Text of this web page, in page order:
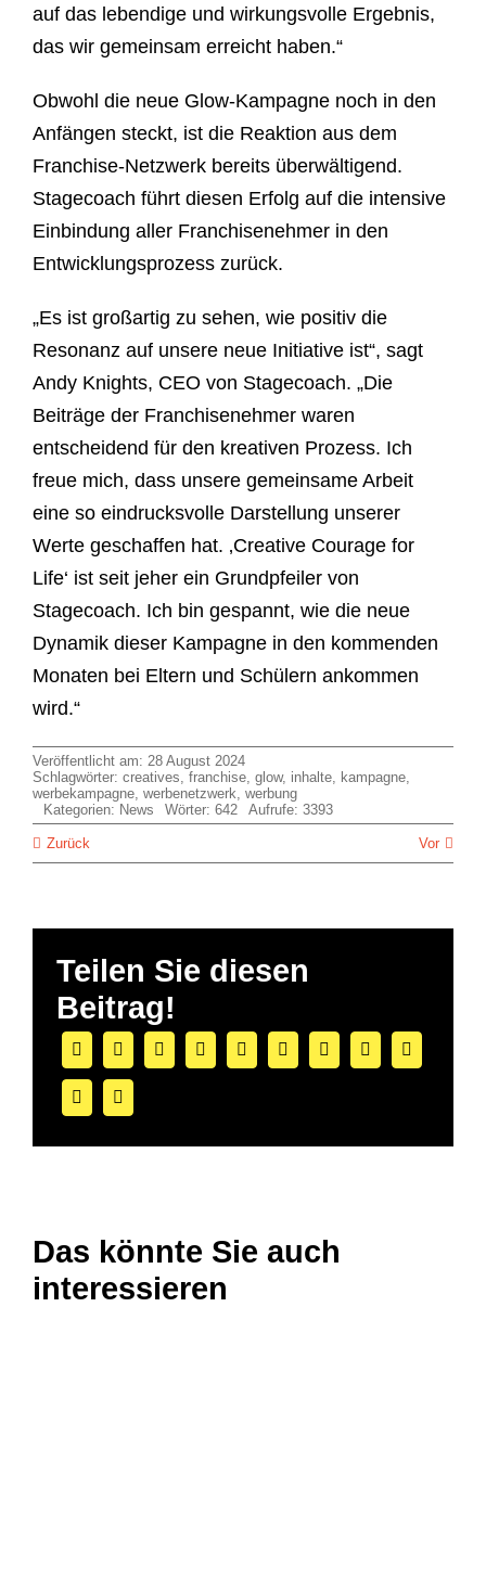
auf das lebendige und wirkungsvolle Ergebnis,
das wir gemeinsam erreicht haben.“
Obwohl die neue Glow-Kampagne noch in den
Anfängen steckt, ist die Reaktion aus dem
Franchise-Netzwerk bereits überwältigend.
Stagecoach führt diesen Erfolg auf die intensive
Einbindung aller Franchisenehmer in den
Entwicklungsprozess zurück.
„Es ist großartig zu sehen, wie positiv die
Resonanz auf unsere neue Initiative ist“, sagt
Andy Knights, CEO von Stagecoach. „Die
Beiträge der Franchisenehmer waren
entscheidend für den kreativen Prozess. Ich
freue mich, dass unsere gemeinsame Arbeit
eine so eindrucksvolle Darstellung unserer
Werte geschaffen hat. ‚Creative Courage for
Life‘ ist seit jeher ein Grundpfeiler von
Stagecoach. Ich bin gespannt, wie die neue
Dynamik dieser Kampagne in den kommenden
Monaten bei Eltern und Schülern ankommen
wird.“
Veröffentlicht am: 28 August 2024
Schlagwörter: creatives franchise, glow, inhalte, kampagne,
werbekampagne, werbenetzwerk werbung
Kategorien: News Wörter: 642 Aufrufe: 3393
Zurück Vor
Teilen Sie diesen
Beitrag!
Das könnte Sie auch
interessieren